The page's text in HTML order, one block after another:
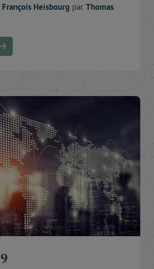
François Heisbourg par Thomas